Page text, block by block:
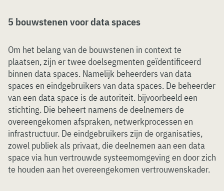
5 bouwstenen voor data spaces
Om het belang van de bouwstenen in context te
plaatsen, zijn er twee doelsegmenten geïdentificeerd
binnen data spaces. Namelijk beheerders van data
spaces en eindgebruikers van data spaces. De beheerder
van een data space is de autoriteit. bijvoorbeeld een
stichting. Die beheert namens de deelnemers de
overeengekomen afspraken, netwerkprocessen en
infrastructuur. De eindgebruikers zijn de organisaties,
zowel publiek als privaat, die deelnemen aan een data
space via hun vertrouwde systeemomgeving en door zich
te houden aan het overeengekomen vertrouwenskader.